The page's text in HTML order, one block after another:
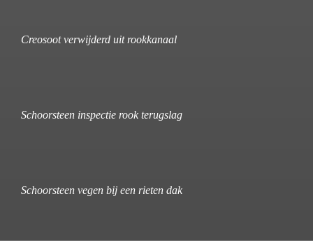
Creosoot verwijderd uit rookkanaal
Schoorsteen inspectie rook terugslag
Schoorsteen vegen bij een rieten dak